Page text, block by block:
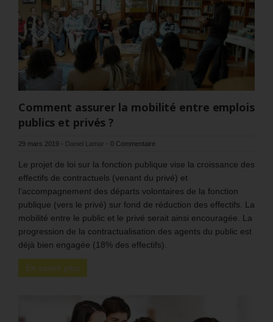
Comment assurer la mobilité entre emplois
publics et privés ?
29 mars 2019 - Daniel Lamar - 0 Commentaire
Le projet de loi sur la fonction publique vise la croissance des
effectifs de contractuels (venant du privé) et
l’accompagnement des départs volontaires de la fonction
publique (vers le privé) sur fond de réduction des effectifs. La
mobilité entre le public et le privé serait ainsi encouragée. La
progression de la contractualisation des agents du public est
déjà bien engagée (18% des effectifs).
En savoir plus